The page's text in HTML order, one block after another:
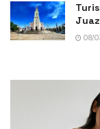
08/